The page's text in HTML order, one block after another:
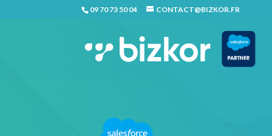
09 70 73 50 04 CONTACT@BIZKOR.FR